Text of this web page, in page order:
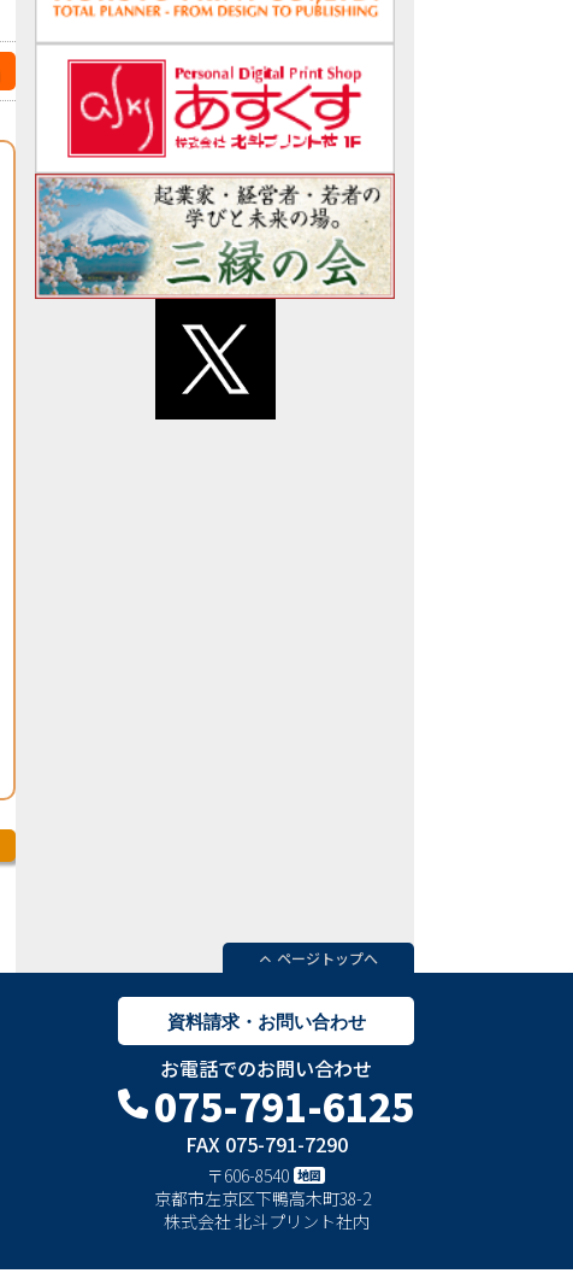
ページトップへ
資料請求・お問い合わせ
お電話でのお問い合わせ
075-791-6125
FAX 075-791-7290
〒606-8540 地図
京都市左京区下鴨高木町38-2
株式会社北斗プリント社内